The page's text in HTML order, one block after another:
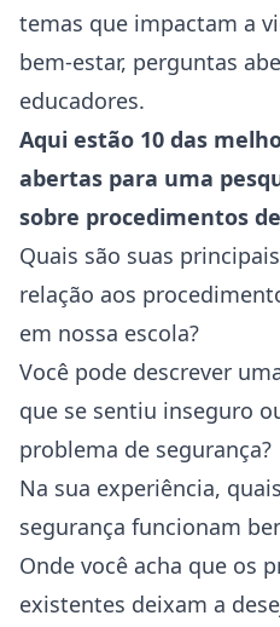
temas que impactam a
bem-estar, perguntas
educadores.
Aqui estão 10 das
abertas para uma
sobre procedimentos
Quais são suas
relação aos
em nossa escola?
Você pode descrever
que se sentiu inseguro
problema de segurança?
Na sua experiência,
segurança funcionam
Onde você acha que os
existentes deixam a